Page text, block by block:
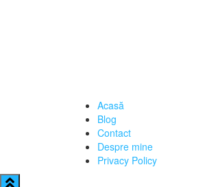
Acasă
Blog
Contact
Despre mine
Privacy Policy